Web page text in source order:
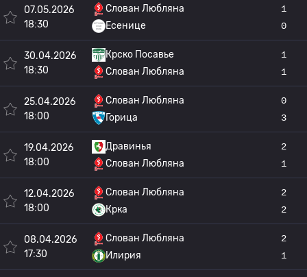
07.05.2026
18:30
Слован Любляна
Есенице
1
0
30.04.2026
18:30
Крско Посавье
Слован Любляна
1
1
25.04.2026
18:00
Слован Любляна
Горица
0
3
19.04.2026
18:00
Дравинья
Слован Любляна
2
1
12.04.2026
18:00
Слован Любляна
Крка
2
2
08.04.2026
17:30
Слован Любляна
Илирия
2
1